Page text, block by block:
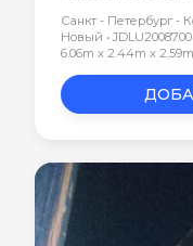
Санкт - Петербург -
Новый • JDLU2008700
6.06m x 2.44m x 2.59m